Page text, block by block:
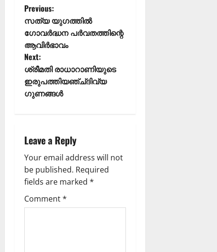
Previous:
സത്യ യുഗത്തിൽ
ഗോവർദ്ധന പർവതത്തിന്റെ
ആവിർഭാവം
Next:
ശ്രീമതി രാധാറാണിയുടെ
ഇരുപത്തിയഞ്ച്ദിവ്യ
ഗുണങ്ങൾ
Leave a Reply
Your email address will not
be published. Required
fields are marked *
Comment*